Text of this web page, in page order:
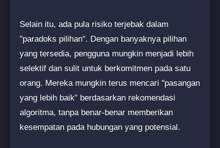
Selain itu, ada pula risiko terjebak dalam
"paradoks pilihan". Dengan banyaknya pilihan
yang tersedia, pengguna mungkin menjadi lebih
selektif dan sulit untuk berkomitmen pada satu
orang. Mereka mungkin terus mencari "pasangan
yang lebih baik" berdasarkan rekomendasi
algoritma, tanpa benar-benar memberikan
kesempatan pada hubungan yang potensial.